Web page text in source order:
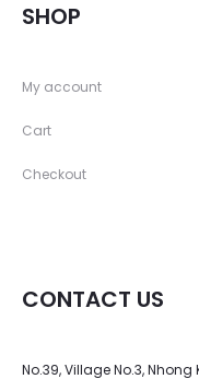
SHOP
My account
Cart
Checkout
CONTACT US
No.39, Village No.3,